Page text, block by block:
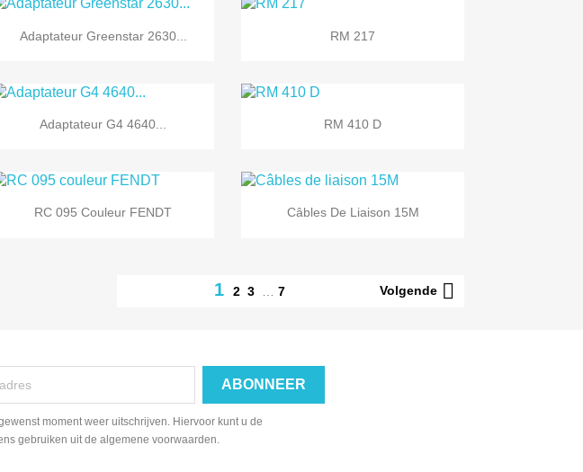
 Snel bekijken
Adaptateur Greenstar 2630... Snel bekijken
RM 217
 Snel bekijken
Adaptateur G4 4640... Snel bekijken
RM 410 D
 Snel bekijken
RC 095 Couleur FENDT  Snel bekijken
Câbles De Liaison 15M
123 7 Volgende 
moment weer uitschrijven. Hiervoor kunt u de
gebruiken uit de algemene voorwaarden.